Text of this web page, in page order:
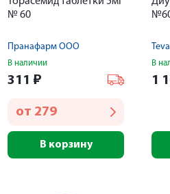
№ 60
Пранафарм ООО
В наличии
311 ₽
от 279
В корзину
В
1